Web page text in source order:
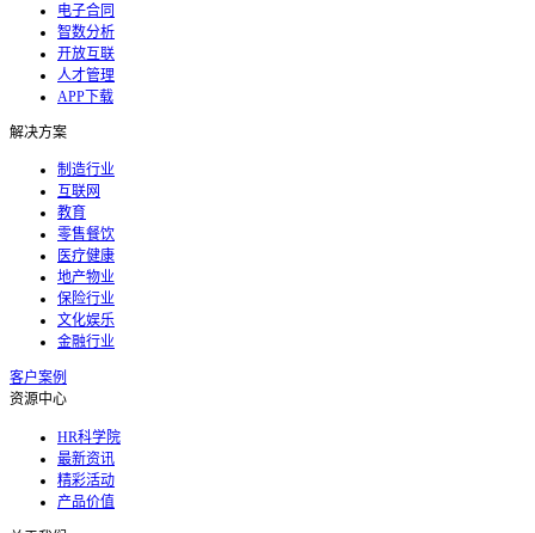
电子合同
智数分析
开放互联
人才管理
APP下载
解决方案
制造行业
互联网
教育
零售餐饮
医疗健康
地产物业
保险行业
文化娱乐
金融行业
客户案例
资源中心
HR科学院
最新资讯
精彩活动
产品价值